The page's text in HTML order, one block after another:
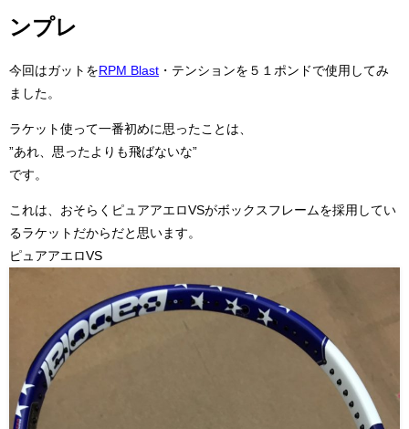
ンプレ
今回はガットを RPM Blast ・テンションを５１ポンドで使用してみ
ました。
ラケット使って一番初めに思ったことは、
”あれ、思ったよりも飛ばないな”
です。
これは、おそらくピュアアエロVSがボックスフレームを採用してい
るラケットだからだと思います。
ピュアアエロVS